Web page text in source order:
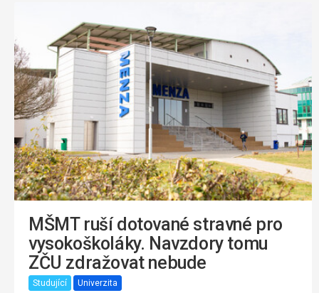
MŠMT ruší dotované stravné pro
vysokoškoláky. Navzdory tomu
ZČU zdražovat nebude
Studující Univerzita